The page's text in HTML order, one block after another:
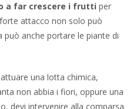
a far crescere i frutti per
attacco non solo può
anche portare le piante di
una lotta chimica,
non abbia i fiori, oppure una
devi intervenire alla comparsa